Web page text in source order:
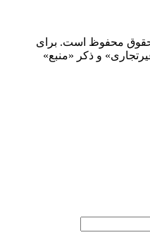
تمامی حقوق محفوظ است. برای
و ذکر «منبع»